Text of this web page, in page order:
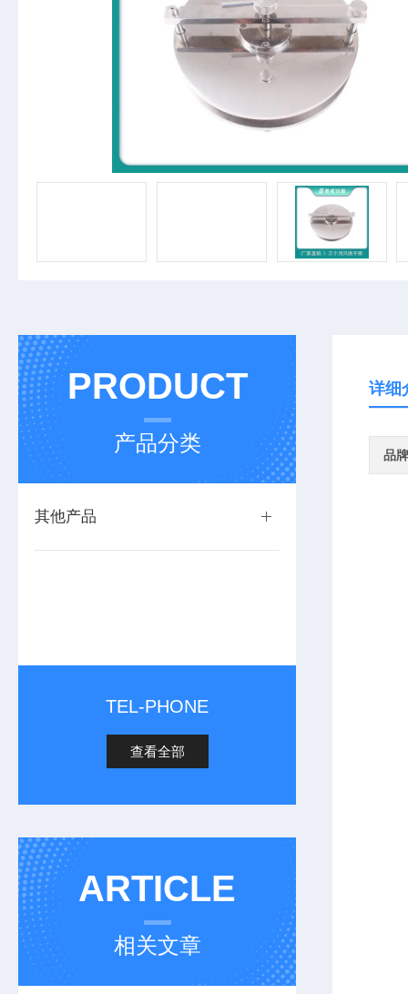
PRODUCT
产品分类
其他产品
TEL-PHONE
查看全部
ARTICLE
相关文章
详细
品牌